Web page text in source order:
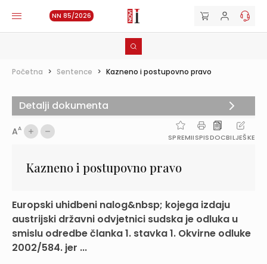
NN 85/2026
Početna > Sentence > Kazneno i postupovno pravo
AA
SPREMIISPISDOCBILJEŠKE
Kazneno i postupovno pravo
Europski uhidbeni nalog&nbsp; kojega izdaju
austrijski državni odvjetnici sudska je odluka u
smislu odredbe članka 1. stavka 1. Okvirne odluke
2002/584. jer ...
Detalji dokumenta